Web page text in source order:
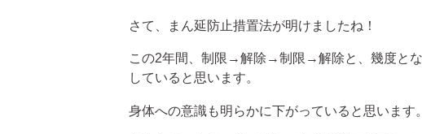
さて、まん延防止措置法が明けましたね！
この2年間、制限→解除→制限→解除と、幾度と
していると思います。
身体への意識も明らかに下がっていると思います。